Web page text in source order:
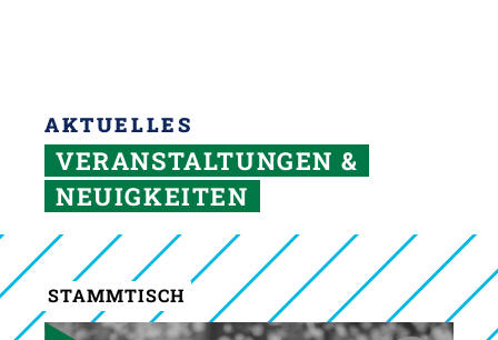
AKTUELLES
VERANSTALTUNGEN &
NEUIGKEITEN
STAMMTISCH